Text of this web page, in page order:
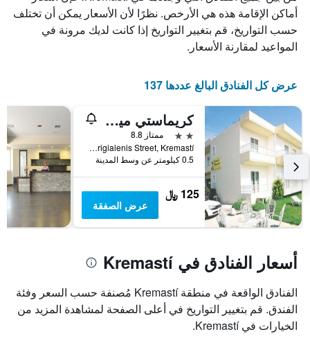
الذي
يعرض
أيام
الأسبوع.
التالي
1
محور
Y
الذي
يعرض
متوسط
سعر
غرفة
أماكن الإقامة هذه هي الأرخص. نظرًا لأن الأسعار يمكن أن تختلف
حسب التواريخ، قم بتغيير التواريخ إذا كانت لديك مرونة في
المواعيد لمقارنة الأسعار.
عرض كل الفنادق البالغ عددها 137
كريماستي ميموريز
2 نجمتين
ممتاز 8.8
Perigialenis Street, Kremastí, اليونان
0.5 كيلومتر عن وسط المدينة
125 ﷼
عرض الصفقة
أسعار الفنادق في Kremastí
الفنادق الواقعة في منطقة Kremastí مُصنفة حسب السعر وفئة
الفندق. قم بتغيير التواريخ في أعلى الصفحة لمشاهدة المزيد من
الخيارات في Kremastí.